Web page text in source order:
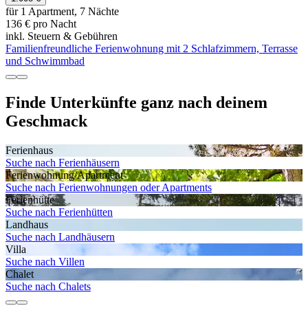
für 1 Apartment, 7 Nächte
136 € pro Nacht
inkl. Steuern & Gebühren
Familienfreundliche Ferienwohnung mit 2 Schlafzimmern, Terrasse
und Schwimmbad
Finde Unterkünfte ganz nach deinem
Geschmack
Ferienhaus
Suche nach Ferienhäusern
Ferienwohnung/Apartment
Suche nach Ferienwohnungen oder Apartments
Ferienhütte
Suche nach Ferienhütten
Landhaus
Suche nach Landhäusern
Villa
Suche nach Villen
Chalet
Suche nach Chalets